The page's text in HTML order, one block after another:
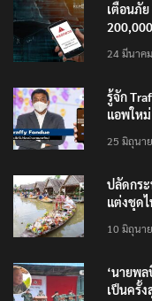
เตือนภัย
24 มีนาค
รู้จัก
แอพใหม่
25 มิถุนา
ปลัดกระ
แต่งชุด
10 มิถุนา
‘นายพ
เป็นครั้